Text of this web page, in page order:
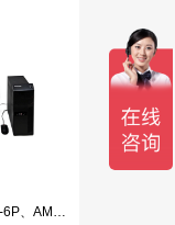
AMM-6、AMM-6D、AMM-6P、AMM-6T、AMM-6ST